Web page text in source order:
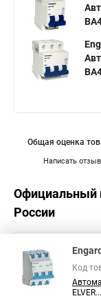
Написать отзыв
Общая оценка
Официальный
России
Код
ELVER...